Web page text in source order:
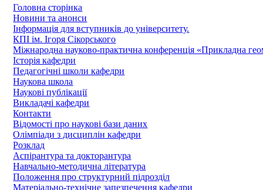
Головна сторінка
Новини та анонси
Інформація для вступників до університету.
КПІ ім. Ігоря Сікорського
Міжнародна науково-практична конференція «Прикладна
Історія кафедри
Педагогічні школи кафедри
Наукова школа
Наукові публікації
Викладачі кафедри
Контакти
Відомості про наукові бази даних
Олімпіади з дисциплін кафедри
Розклад
Аспірантура та докторантура
Навчально-методична література
Положення про структурний підрозділ
Матеріально-технічне запезпечення кафедри